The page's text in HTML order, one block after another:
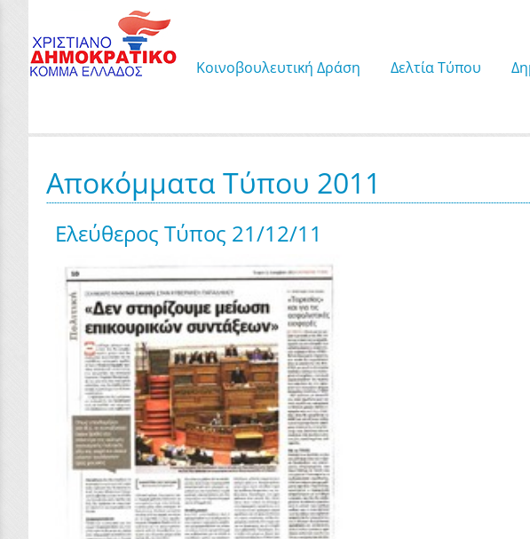
Κοινοβουλευτική Δράση Δελτία Τύπου
Αποκόμματα Τύπου 2011
Ελεύθερος Τύπος 21/12/11